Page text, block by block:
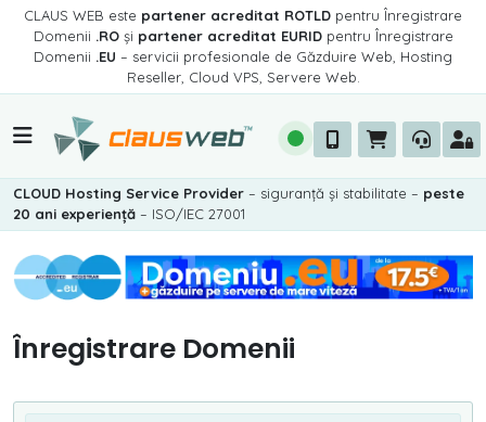
CLAUS WEB este partener acreditat ROTLD pentru Înregistrare
Domenii .ROși partener acreditat EURIDpentru Înregistrare
Domenii .EU – servicii profesionale de Găzduire Web, Hosting
Reseller, Cloud VPS, Servere Web.
CLOUD Hosting Service Provider – siguranță și stabilitate – peste
20 ani experiență – ISO/IEC 27001
Înregistrare Domenii